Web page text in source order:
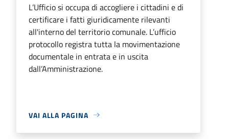
L’Ufficio si occupa di accogliere i cittadini e di
certificare i fatti giuridicamente rilevanti
all'interno del territorio comunale. L’ufficio
protocollo registra tutta la movimentazione
documentale in entrata e in uscita
dall’Amministrazione.
VAI ALLA PAGINA